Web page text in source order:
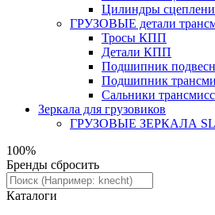
Цилиндры
ГРУЗОВЫЕ детали
Тросы КПП
Детали КПП
Подшипник
Подшипник
Сальники
Зеркала для грузовиков
ГРУЗОВЫЕ ЗЕРКАЛА SL
100%
Бренды сбросить
Каталоги